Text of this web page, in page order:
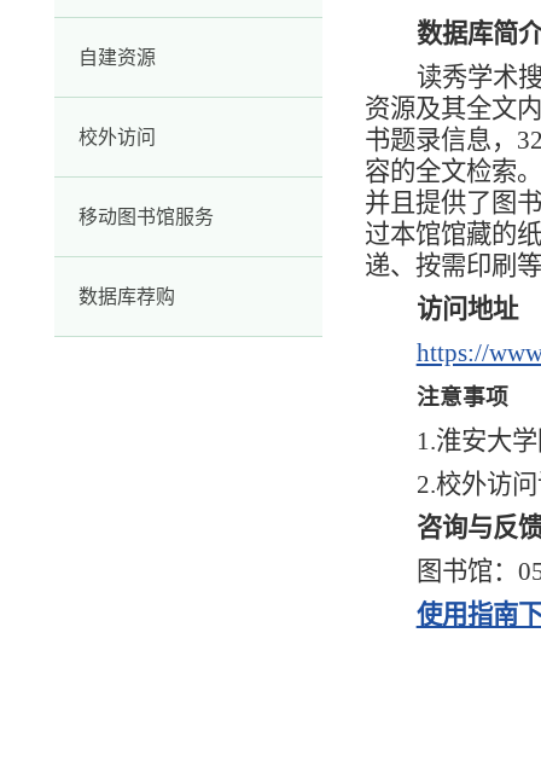
自建资源
校外访问
移动图书馆服务
数据库荐购
数据库简
读秀学术
资源及其全文
书题录信息，
容的全文检索
并且提供了图
过本馆馆藏的
递、按需印刷
访问地址
https://
注意事项
1.淮安大
2.校外访
咨询与反
图书馆：
使用指南